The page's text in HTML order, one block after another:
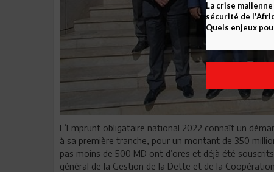
L’Emprunt obligataire national 2022 connaît un
à sa première tranche, pour un montant de 350
pas moins de 500 MD ont d’ores et déjà été
général de la Gestion de la Dette et de la
La crise
sécurité de
Quels enjeux